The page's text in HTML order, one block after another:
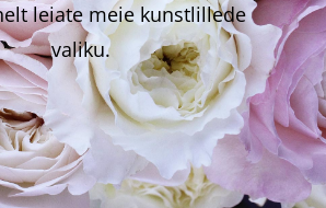
leiate meie kunstlillede
valiku.